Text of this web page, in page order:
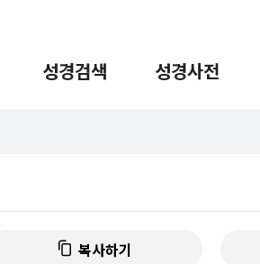
성경검색 성경사전
복사하기